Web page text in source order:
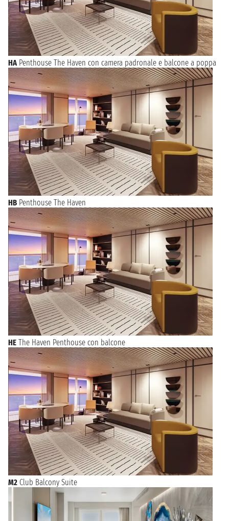
HA Penthouse The Haven con camera padronale e balcone a poppa
HB Penthouse The Haven
HE The Haven Penthouse con balcone
M2 Club Balcony Suite